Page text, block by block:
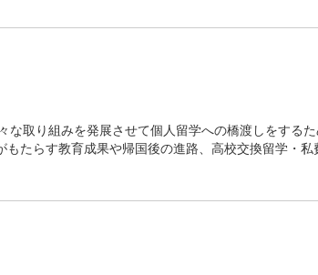
取り組みを発展させて個人留学への橋渡しをする
たらす教育成果や帰国後の進路、高校交換留学・